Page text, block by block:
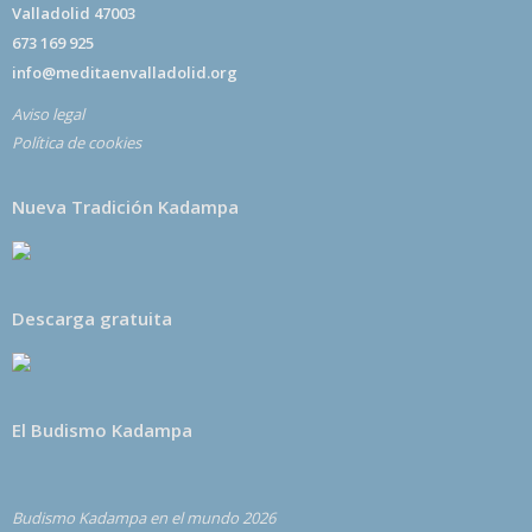
Valladolid 47003
673 169 925
info@meditaenvalladolid.org
Aviso legal
Política de cookies
Nueva Tradición Kadampa
Descarga gratuita
El Budismo Kadampa
Budismo Kadampa en el mundo 2026